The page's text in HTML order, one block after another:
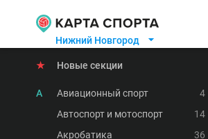
Нижний Новгород 
★ Новые секции
А Авиационный спорт
4
Автоспорт и мотоспорт
14
Акробатика
36